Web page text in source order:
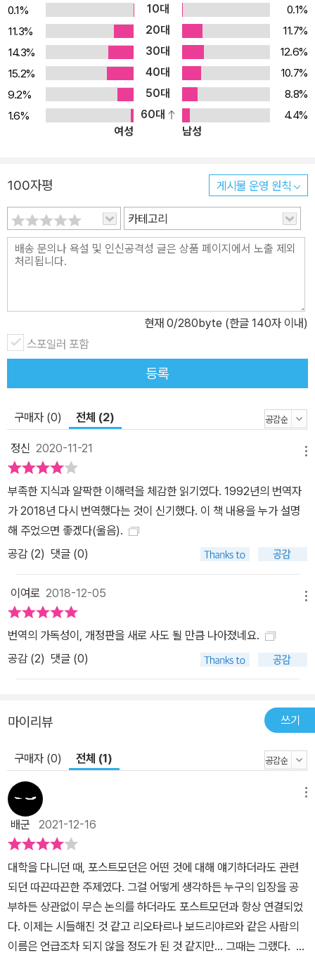
정하는 사람들에게뿐 아니라 거대 서사에 매력을 잃은 사람들에게도
아직은 낯선 것이다. 거대 서사들이 사라지고 난 뒤에 정당성은 어디
에 자리 잡을 것인가? 그것의 작동 기준은 기술적인 것이다. 무엇이
진리이고 정의인지를 판단하는 일과는 아무 관계도 없다. 정당성이
하버마스가 생각하는 것처럼 토론을 통해 얻어진 합의 속에서 발견될
수 있을까? 그런 합의는 언어 게임의 이질성에 위배될 뿐이다. 게다
가 새로운 발명은 언제나 불일치로부터 탄생한다. 포스트모던의 지식
준다. 그것의 원리는 전문가의 상동성이 아니라 발명가의 배리(背理,
paralogie)이다.-서문
0.1% 10대
0.1%
11.3%
20대
11.7%
14.3%
30대
12.6%
15.2%
40대
10.7%
9.2%
50대
8.8%
1.6%
60대
4.4%
여성
남성
100자평 게시물 운영 원칙
카테고리
현재 0/280byte (한글 140자 이내)
스포일러 포함
등록
구매자 (0) 전체 (2)
정신 2020-11-21
부족한 지식과 얄팍한 이해력을 체감한 읽기였다. 1992년의 번역자
가 2018년 다시 번역했다는 것이 신기했다. 이 책 내용을 누가 설명
해 주었으면 좋겠다(울음).
공감 (2) 댓글 (0)
이여로 2018-12-05
번역의 가독성이, 개정판을 새로 사도 될 만큼 나아졌네요.
공감 (2) 댓글 (0)
마이리뷰 쓰기
구매자 (0) 전체 (1)
배군 2021-12-16
대학을 다니던 때, 포스트모던은 어떤 것에 대해 얘기하더라도 관련
되던 따끈따끈한 주제였다. 그걸 어떻게 생각하든 누구의 입장을 공
부하든 상관없이 무슨 논의를 하더라도 포스트모던과 항상 연결되었
다. 이제는 시들해진 것 같고 리오타르나 보드리야르와 같은 사람의
이름은 언급조차 되지 않을 정도가 된 것 같지만... 그때는 그랬다.